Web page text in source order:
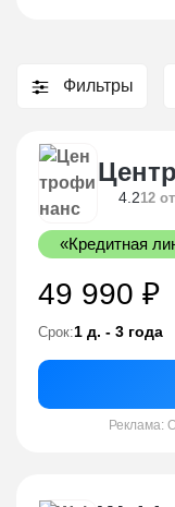
Фильтры
4.212
«Кредитная
49 990 ₽
Срок:1 д. - 3 года
Реклама: